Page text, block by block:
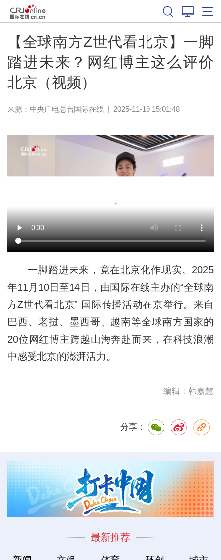
【全球南方Z世代看北京】一脚
踏进未来？网红博主这么评价
北京（视频）
来源：中央广电总台国际在线| 2025-11-19 15:01:48
一脚踏进未来，竟在北京化作现实。2025
年11月10日至14日，由国际在线主办的“全球南
方Z世代看北京” 国际传播活动在京举行。来自
巴西、老挝、墨西哥、越南等全球南方国家的
20位网红博主跨越山海奔赴而来，在科技浪潮
中感受北京的澎湃活力。
编辑：韩嘉慧
分享：
最新推荐